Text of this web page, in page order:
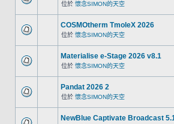
位於 懷念SIMON的天空
COSMOtherm TmoleX 2026
位於 懷念SIMON的天空
Materialise e-Stage 2026 v8.1
位於 懷念SIMON的天空
Pandat 2026 2
位於 懷念SIMON的天空
NewBlue Captivate Broadcast